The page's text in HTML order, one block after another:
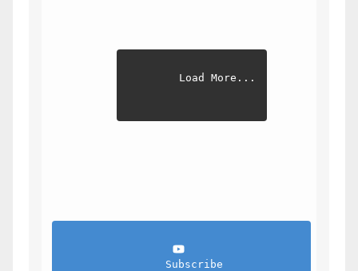
Load More...
                Subscribe